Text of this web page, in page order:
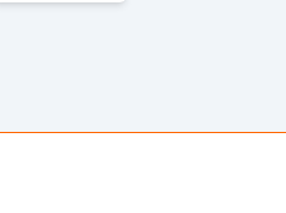
پالیز کامیاب گل